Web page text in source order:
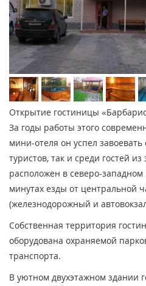
Открытие гостиницы
За годы работы этого
мини-отеля он успел
туристов, так и среди гостей
расположен в северо-западном
минутах езды от центральной
(железнодорожный и
Собственная территория
оборудована охраняемой
транспорта.
В уютном двухэтажном здании